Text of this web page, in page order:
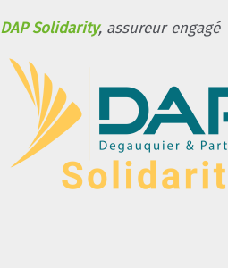
DAP Solidarity, assureur engagé